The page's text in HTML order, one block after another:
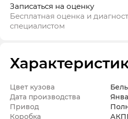
Записаться на оценку
Бесплатная оценка и
специалистом
Цвет кузова
Дата производства
Привод
Коробка